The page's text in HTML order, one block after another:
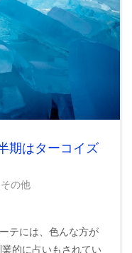
期はターコイズ
その他
テには、色んな方が
的に占いもされてい